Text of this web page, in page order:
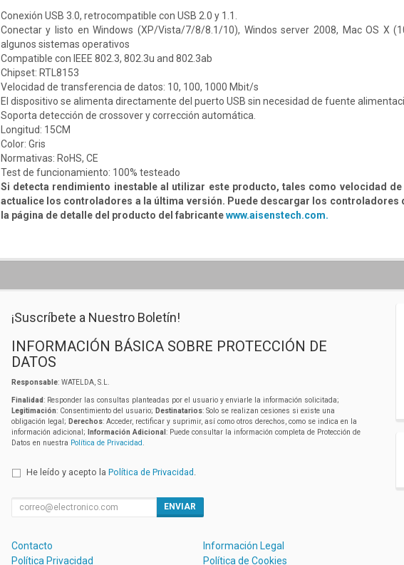
Conexión USB 3.0, retrocompatible con USB 2.0 y 1.1.
Conectar y listo en Windows (XP/Vista/7/8/8.1/10), Windos server 2008, Mac OS X
algunos sistemas operativos
Compatible con IEEE 802.3, 802.3u and 802.3ab
Chipset: RTL8153
Velocidad de transferencia de datos: 10, 100, 1000 Mbit/s
El dispositivo se alimenta directamente del puerto USB sin necesidad de fuente
Soporta detección de crossover y corrección automática.
Longitud: 15CM
Color: Gris
Normativas: RoHS, CE
Test de funcionamiento: 100% testeado
Si detecta rendimiento inestable al utilizar este producto, tales como velocidad
actualice los controladores a la última versión. Puede descargar los controladores
la página de detalle del producto del fabricantewww.aisenstech.com.
¡Suscríbete a Nuestro Boletín!
INFORMACIÓN BÁSICA SOBRE PROTECCIÓN DE
DATOS
Responsable: WATELDA, S.L.
Finalidad: Responder las consultas planteadas por el usuario y enviarle la información solicitada;
Legitimación: Consentimiento del usuario; Destinatarios: Solo se realizan cesiones si existe una
obligación legal; Derechos: Acceder, rectificar y suprimir, así como otros derechos, como se indica en la
información adicional;
Información Adicional : Puede consultar la información completa de Protección de
Datos en nuestra Política de Privacidad.
He leído y acepto la Política de Privacidad .
ENVIAR
Contacto
Información Legal
Política Privacidad
Política de Cookies